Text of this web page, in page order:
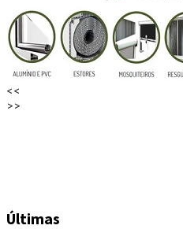
<<
>>
Últimas